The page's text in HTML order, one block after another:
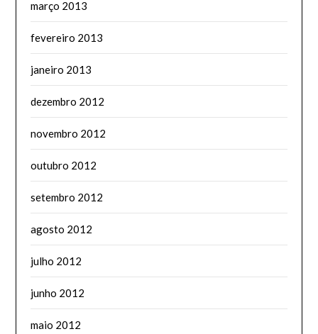
março 2013
fevereiro 2013
janeiro 2013
dezembro 2012
novembro 2012
outubro 2012
setembro 2012
agosto 2012
julho 2012
junho 2012
maio 2012